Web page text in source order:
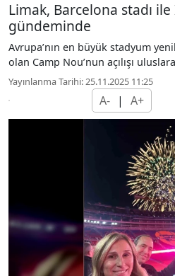
Limak, Barcelona stadı ile
gündeminde
Avrupa’nın en büyük stadyum
olan Camp Nou’nun açılışı
Yayınlanma Tarihi: 25.11.2025 11:25
A- | A+